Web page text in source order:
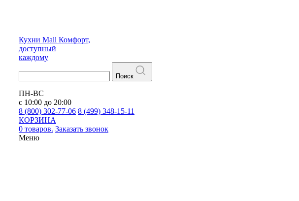
Кухни Mall Комфорт,
доступный
каждому
Поиск
ПН-ВС
с 10:00 до 20:00
8 (800) 302-77-06 8 (499) 348-15-11
КОРЗИНА
0 товаров. Заказать звонок
Меню